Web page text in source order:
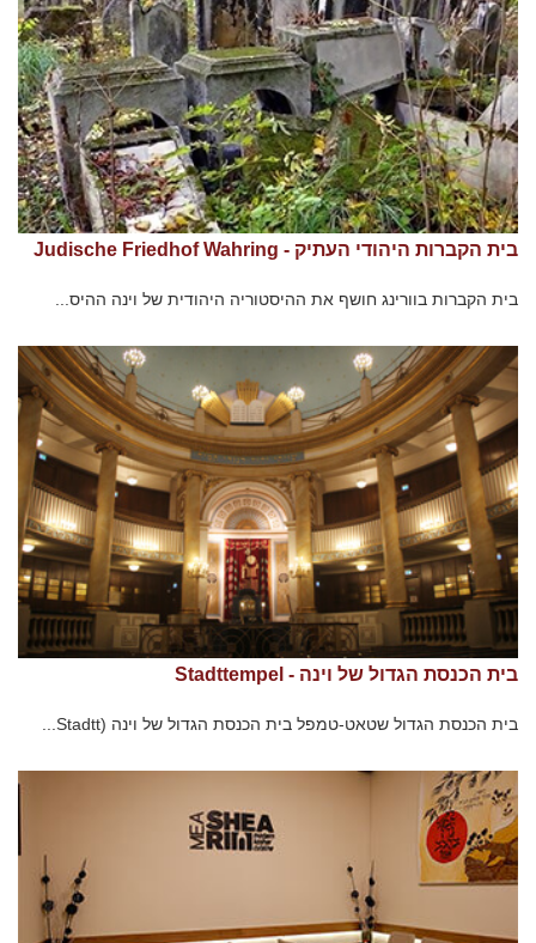
בית הקברות היהודי העתיק - Judische Friedhof Wahring
בית הקברות בוורינג חושף את ההיסטוריה היהודית של וינה ההיס...
בית הכנסת הגדול של וינה - Stadttempel
בית הכנסת הגדול שטאט-טמפל בית הכנסת הגדול של וינה (Stadtt...